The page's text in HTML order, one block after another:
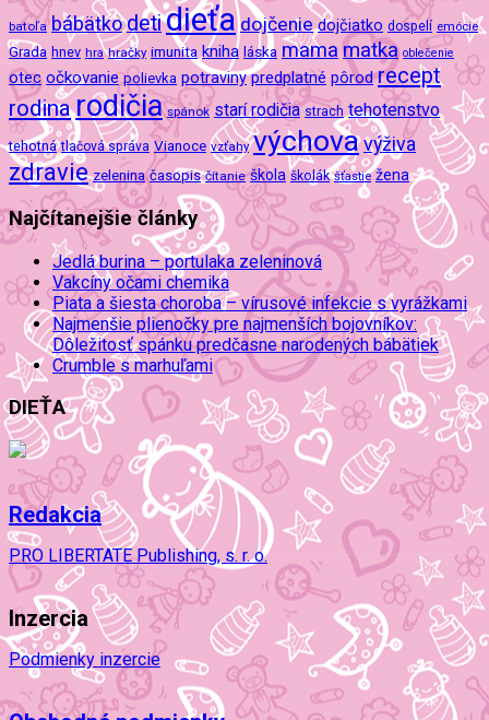
batoľa bábätkodetidieťa dojčenie dojčiatko dospelí emócie
Grada hnev hra hračky imunita kniha láska mama matka oblečenie
otec očkovanie polievka potraviny predplatné pôrod recept
rodinarodičia spánok starí rodičia strach tehotenstvo
tehotná tlačová správa Vianoce vzťahy výchovavýživa
zdravie zelenina časopis čítanie škola školák šťastie žena
Najčítanejšie články
Jedlá burina – portulaka zeleninová
Vakcíny očami chemika
Piata a šiesta choroba – vírusové infekcie s vyrážkami
Najmenšie plienočky pre najmenších bojovníkov:
Dôležitosť spánku predčasne narodených bábätiek
Crumble s marhuľami
DIEŤA
Redakcia
PRO LIBERTATE Publishing, s. r. o.
Inzercia
Podmienky inzercie